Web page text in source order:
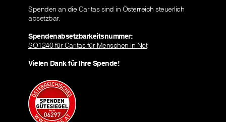
Spenden an die Caritas sind in Österreich steuerlich
absetzbar.
Spendenabsetzbarkeitsnummer:
SO1240 für Caritas für Menschen in Not
Vielen Dank für Ihre Spende!